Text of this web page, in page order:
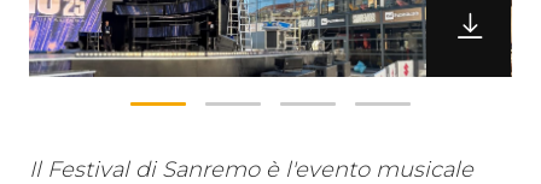
Il Festival di Sanremo è l'evento musicale